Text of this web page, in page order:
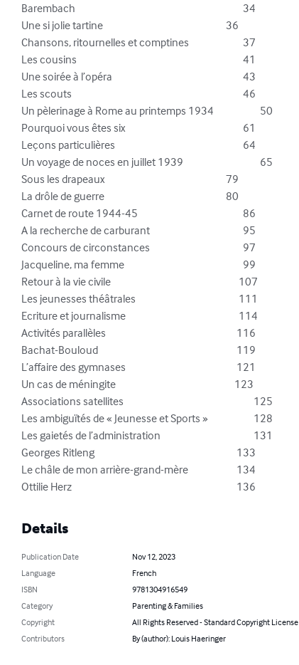
Barembach										34
Une si jolie tartine								36
Chansons, ritournelles et comptines				37
Les cousins										41
Une soirée à l’opéra								43
Les scouts										46
Un pèlerinage à Rome au printemps 1934			50
Pourquoi vous êtes six							61
Leçons particulières								64
Un voyage de noces en juillet 1939					65
Sous les drapeaux								79
La drôle de guerre								80
Carnet de route 1944-45							86
A la recherche de carburant						95
Concours de circonstances						97
Jacqueline, ma femme							99
Retour à la vie civile							      107
Les jeunesses théâtrales						      111
Ecriture et journalisme						      114
Activités parallèles							     116
Bachat-Bouloud								     119
L’affaire des gymnases						     121
Un cas de méningite						            123
Associations satellites							     125
Les ambiguïtés de « Jeunesse et Sports »		     128
Les gaietés de l’administration					     131
Georges Ritleng								     133
Le châle de mon arrière-grand-mère			     134
Ottilie Herz									     136
Details
Publication Date
Nov 12, 2023
Language
French
ISBN
9781304916549
Category
Parenting & Families
Copyright
All Rights Reserved - Standard Copyright License
Contributors
By (author): Louis Haeringer